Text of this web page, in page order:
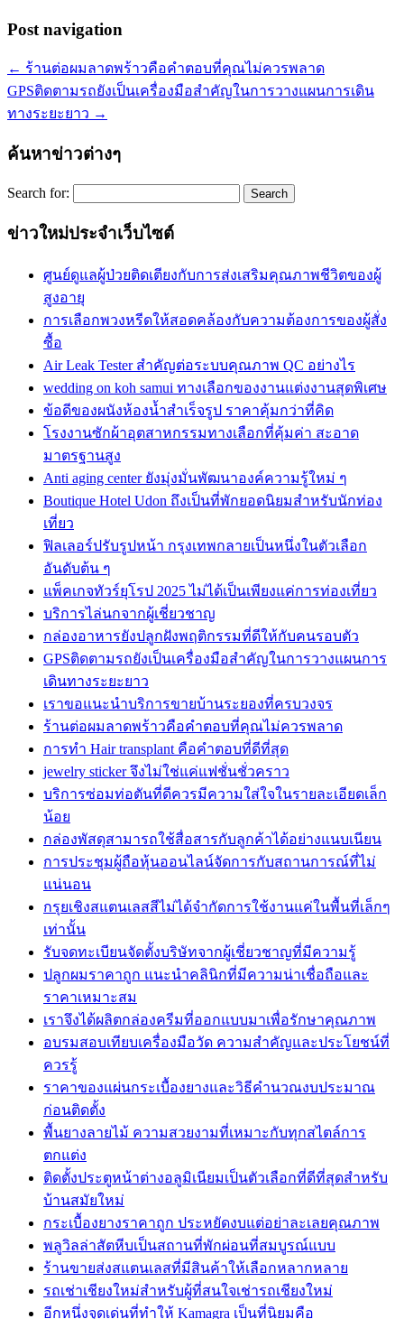
Post navigation
← ร้านต่อผมลาดพร้าวคือคำตอบที่คุณไม่ควรพลาด
GPSติดตามรถยังเป็นเครื่องมือสำคัญในการวางแผนการเดิน
ทางระยะยาว →
ค้นหาข่าวต่างๆ
Search for:
ข่าวใหม่ประจำเว็บไซต์
ศูนย์ดูแลผู้ป่วยติดเตียงกับการส่งเสริมคุณภาพชีวิตของผู้
สูงอายุ
การเลือกพวงหรีดให้สอดคล้องกับความต้องการของผู้สั่ง
ซื้อ
Air Leak Tester สำคัญต่อระบบคุณภาพ QC อย่างไร
wedding on koh samui ทางเลือกของงานแต่งงานสุดพิเศษ
ข้อดีของผนังห้องน้ำสำเร็จรูป ราคาคุ้มกว่าที่คิด
โรงงานซักผ้าอุตสาหกรรมทางเลือกที่คุ้มค่า สะอาด
มาตรฐานสูง
Anti aging center ยังมุ่งมั่นพัฒนาองค์ความรู้ใหม่ ๆ
Boutique Hotel Udon ถึงเป็นที่พักยอดนิยมสำหรับนักท่อง
เที่ยว
ฟิลเลอร์ปรับรูปหน้า กรุงเทพกลายเป็นหนึ่งในตัวเลือก
อันดับต้น ๆ
แพ็คเกจทัวร์ยุโรป 2025 ไม่ได้เป็นเพียงแค่การท่องเที่ยว
บริการไล่นกจากผู้เชี่ยวชาญ
กล่องอาหารยังปลูกฝังพฤติกรรมที่ดีให้กับคนรอบตัว
GPSติดตามรถยังเป็นเครื่องมือสำคัญในการวางแผนการ
เดินทางระยะยาว
เราขอแนะนำบริการขายบ้านระยองที่ครบวงจร
ร้านต่อผมลาดพร้าวคือคำตอบที่คุณไม่ควรพลาด
การทำ Hair transplant คือคำตอบที่ดีที่สุด
jewelry sticker จึงไม่ใช่แค่แฟชั่นชั่วคราว
บริการซ่อมท่อตันที่ดีควรมีความใส่ใจในรายละเอียดเล็ก
น้อย
กล่องพัสดุสามารถใช้สื่อสารกับลูกค้าได้อย่างแนบเนียน
การประชุมผู้ถือหุ้นออนไลน์จัดการกับสถานการณ์ที่ไม่
แน่นอน
กรุยเชิงสแตนเลสสีไม่ได้จำกัดการใช้งานแค่ในพื้นที่เล็กๆ
เท่านั้น
รับจดทะเบียนจัดตั้งบริษัทจากผู้เชี่ยวชาญที่มีความรู้
ปลูกผมราคาถูก แนะนำคลินิกที่มีความน่าเชื่อถือและ
ราคาเหมาะสม
เราจึงได้ผลิตกล่องครีมที่ออกแบบมาเพื่อรักษาคุณภาพ
อบรมสอบเทียบเครื่องมือวัด ความสำคัญและประโยชน์ที่
ควรรู้
ราคาของแผ่นกระเบื้องยางและวิธีคำนวณงบประมาณ
ก่อนติดตั้ง
พื้นยางลายไม้ ความสวยงามที่เหมาะกับทุกสไตล์การ
ตกแต่ง
ติดตั้งประตูหน้าต่างอลูมิเนียมเป็นตัวเลือกที่ดีที่สุดสำหรับ
บ้านสมัยใหม่
กระเบื้องยางราคาถูก ประหยัดงบแต่อย่าละเลยคุณภาพ
พลูวิลล่าสัตหีบเป็นสถานที่พักผ่อนที่สมบูรณ์แบบ
ร้านขายส่งสแตนเลสที่มีสินค้าให้เลือกหลากหลาย
รถเช่าเชียงใหม่สำหรับผู้ที่สนใจเช่ารถเชียงใหม่
อีกหนึ่งจุดเด่นที่ทำให้ Kamagra เป็นที่นิยมคือ